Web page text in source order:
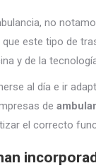
no
este tipo de
y de la
al día e ir
de
el correcto